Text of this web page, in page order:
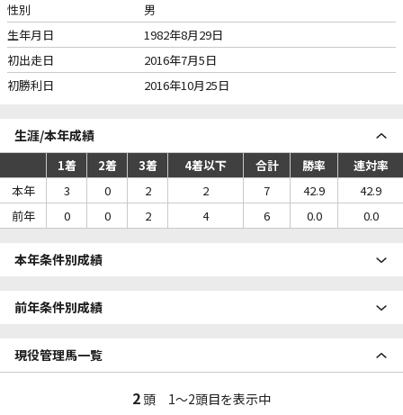
性別
男
生年月日
1982年8月29日
初出走日
2016年7月5日
初勝利日
2016年10月25日
生涯/本年成績
1着 2着 3着 4着以下 合計 勝率
連対率
本年
3 0 2 2 7 42.9
42.9
前年
0 0 2 4 6 0.0 0.0
本年条件別成績
前年条件別成績
現役管理馬一覧
2 頭 1～2頭目を表示中